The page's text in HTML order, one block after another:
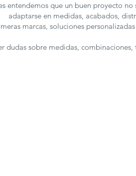
entendemos que un buen proyecto
adaptarse en medidas, acabados,
marcas, soluciones
dudas sobre medidas,